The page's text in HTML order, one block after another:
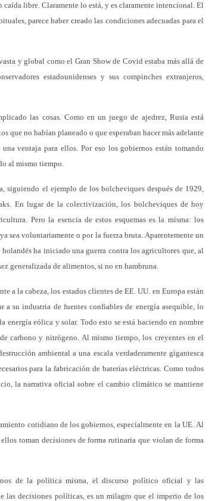
caída libre. Claramente lo está, y es claramente intencional. El
parece haber creado las condiciones adecuadas para el
y global como el Gran Show de Covid estaba más allá de
estadounidenses y sus compinches extranjeros,
las cosas. Como en un juego de ajedrez, Rusia está
que no habían planeado o que esperaban hacer más adelante
ventaja para ellos. Por eso los gobiernos están tomando
al mismo tiempo.
siguiendo el ejemplo de los bolcheviques después de 1929,
En lugar de la colectivización, los bolcheviques de hoy
Pero la esencia de estos esquemas es la misma: los
sea voluntariamente o por la fuerza bruta. Aparentemente un
ha iniciado una guerra contra los agricultores que, al
generalizada de alimentos, si no en hambruna.
a la cabeza, los estados clientes de EE. UU. en Europa están
su industria de fuentes confiables de energía asequible, lo
eólica y solar. Todo esto se está haciendo en nombre
carbono y nitrógeno. Al mismo tiempo, los creyentes en el
ambiental a una escala verdaderamente gigantesca
para la fabricación de baterías eléctricas. Como todos
la narrativa oficial sobre el cambio climático se mantiene
cotidiano de los gobiernos, especialmente en la UE. Al
toman decisiones de forma rutinaria que violan de forma
de la política misma, el discurso político oficial y las
las decisiones políticas, es un milagro que el imperio de los